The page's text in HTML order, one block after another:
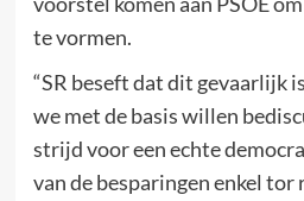
te vormen.
“SR beseft dat dit gevaarlijk
we met de basis willen
strijd voor een echte
van de besparingen enkel